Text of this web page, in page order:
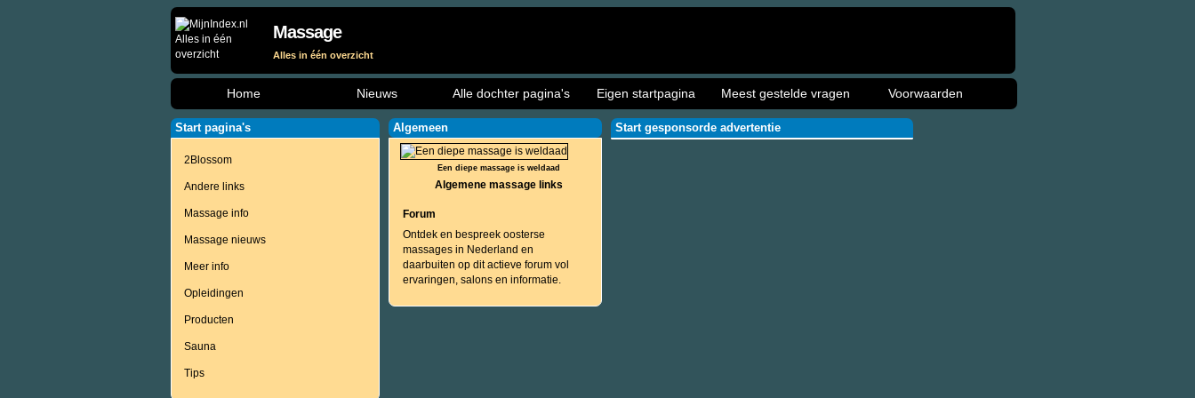
Massage
Alles in één overzicht
Home Nieuws Alle dochter pagina's Eigen startpagina Meest gestelde vragen Voorwaarden
Start pagina's
2Blossom
Andere links
Massage info
Massage nieuws
Meer info
Opleidingen
Producten
Sauna
Tips
Algemeen
Een diepe massage is weldaad
Algemene massage links
Forum
Ontdek en bespreek oosterse
massages in Nederland en
daarbuiten op dit actieve forum vol
ervaringen, salons en informatie.
Start gesponsorde advertentie